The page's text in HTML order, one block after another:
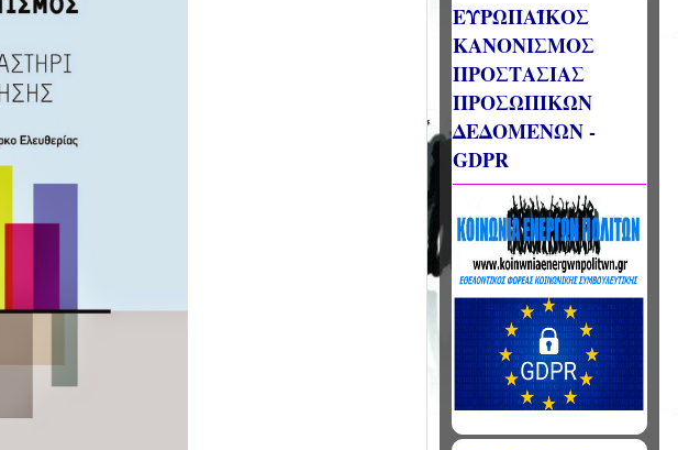
ΕΥΡΩΠΑΪΚΟΣ
ΚΑΝΟΝΙΣΜΟΣ
ΠΡΟΣΤΑΣΙΑΣ
ΠΡΟΣΩΠΙΚΩΝ
ΔΕΔΟΜΕΝΩΝ -
GDPR